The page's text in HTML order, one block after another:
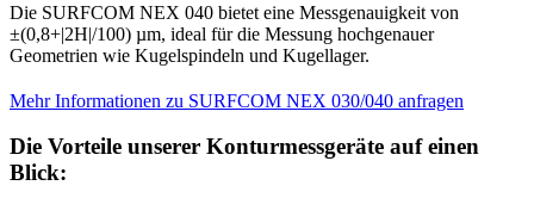
Die SURFCOM NEX 040 bietet eine Messgenauigkeit von
±(0,8+|2H|/100) µm, ideal für die Messung hochgenauer
Geometrien wie Kugelspindeln und Kugellager.
Mehr Informationen zu SURFCOM NEX 030/040 anfragen
Die Vorteile unserer Konturmessgeräte auf einen
Blick: